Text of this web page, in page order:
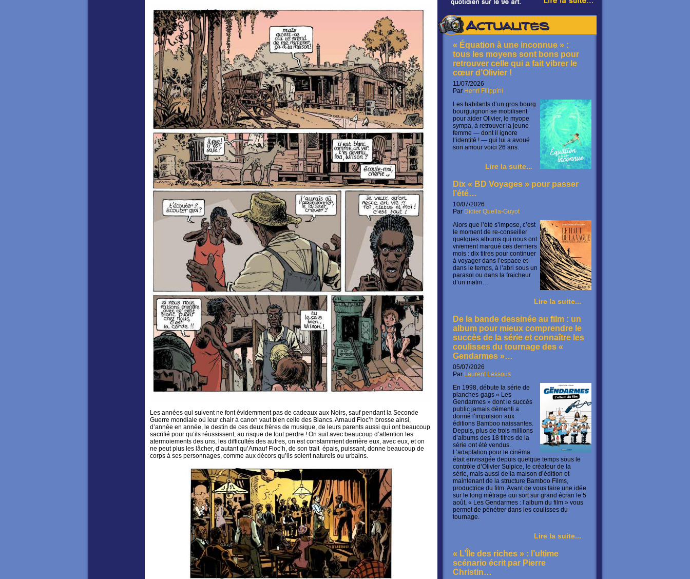
Actualités
« Équation à une inconnue » :
tous les moyens sont bons pour
retrouver celle qui a fait vibrer le
cœur d’Olivier !
11/07/2026
Par Henri Filippini
Les habitants d’un gros bourg
bourguignon se mobilisent
pour aider Olivier, le myope
sympa, à retrouver la jeune
femme — dont il ignore
l’identité ! — qui lui a avoué
son amour voici 26 ans.
Lire la suite...
Dix « BD Voyages » pour passer
l’été…
10/07/2026
Par Didier Quella-Guyot
Alors que l’été s’impose, c’est
le moment de re-conseiller
quelques albums qui nous ont
vivement marqué ces derniers
mois : dix titres pour continuer
à voyager dans l’espace et
dans le temps, à l’abri sous un
parasol ou dans la fraicheur
d’un matin…
Lire la suite...
De la bande dessinée au film : un
album pour mieux comprendre le
succès de la série et connaître les
coulisses du tournage des «
Gendarmes »…
05/07/2026
Par Laurent Lessous
En 1998, débute la série de
planches-gags « Les
Gendarmes » dont le succès
public jamais démenti a
donné l’impulsion aux
éditions Bamboo naissantes.
Depuis, plus de trois millions
d’albums des 18 titres de la
série ont été vendus.
L’adaptation pour le cinéma
était envisagée depuis quelque temps sous le
contrôle d’Olivier Sulpice, le créateur de la
série, mais aussi de la maison d’édition et
maintenant de la structure Bamboo Films,
productrice du film. Avant de vous faire une idée
sur le long métrage qui sort sur grand écran le 5
août, « Les Gendarmes : l’album du film » vous
permet de pénétrer dans les coulisses du
tournage.
Lire la suite...
« L’Île des riches » : l’ultime
scénario écrit par Pierre
Christin…
Les années qui suivent ne font évidemment pas de cadeaux aux Noirs, sauf pendant la Seconde
Guerre mondiale où leur chair à canon vaut bien celle des Blancs. Arnaud Floc’h brosse ainsi,
d’année en année, le destin de ces deux frères de musique, de leurs parents aussi qui ont beaucoup
sacrifié pour qu’ils réussissent, au risque de tout perdre ! On suit avec beaucoup d’attention les
atermoiements des uns, les difficultés des autres, on est constamment derrière eux, avec eux, et on
ne peut plus les lâcher, d’autant qu’Arnauf Floc’h, de son trait épais, puissant, donne beaucoup de
corps à ses personnages, comme aux décors qu’ils soient naturels ou urbains.